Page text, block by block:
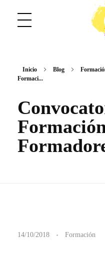
Danza Inclusiva en Colombia
Inicio Blog
Formaci...
C
14/10/2018 Formación